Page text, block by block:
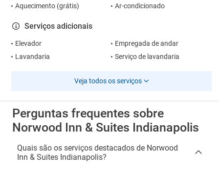
Aquecimento (grátis) Ar-condicionado
Serviços adicionais
Elevador
Empregada de andar
Lavandaria
Serviço de lavandaria
Veja todos os serviços
Perguntas frequentes sobre
Norwood Inn & Suites Indianapolis
Quais são os serviços destacados de Norwood
Inn & Suites Indianapolis?